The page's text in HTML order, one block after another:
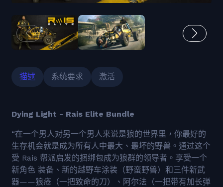
描述 系统要求 激活
Dying Light - Rais Elite Bundle
“在一个男人对另一个男人来说是狼的世界里，你最好的
生存机会就是成为所有人中最大、最坏的野兽。通过这个
受 Rais 帮派启发的捆绑包成为狼群的领导者。享受一个
新角色 装备、新的越野车涂装（野蛮野兽）和三件新武
器——狼疮（一把致命的刀）、阿尔法（一把带有加长弹